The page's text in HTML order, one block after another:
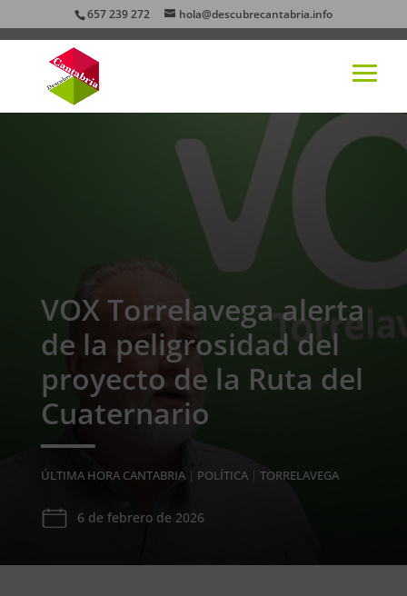
657 239 272 hola@descubrecantabria.info
VOX Torrelavega alerta
de la peligrosidad del
proyecto de la Ruta del
Cuaternario
ÚLTIMA HORA CANTABRIA| POLÍTICA| TORRELAVEGA
6 de febrero de 2026